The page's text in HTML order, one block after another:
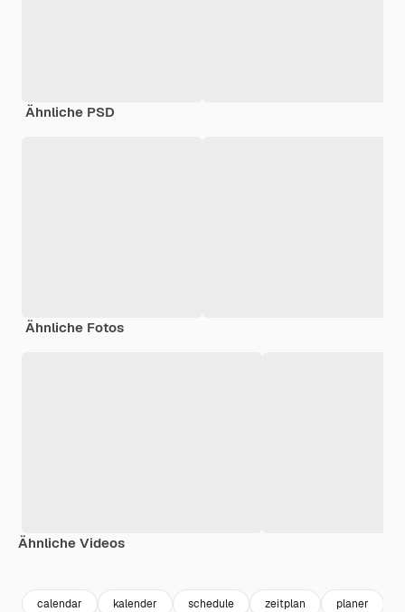
Ähnliche PSD
Ähnliche Fotos
Ähnliche Videos
calendar kalender schedule zeitplan planer